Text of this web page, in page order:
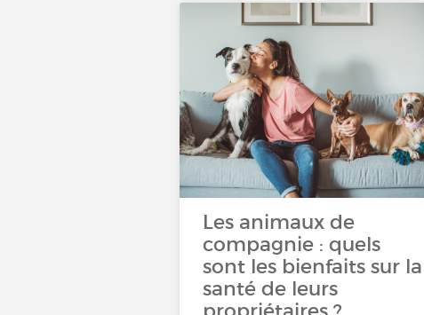
Les animaux de
compagnie : quels
sont les bienfaits sur la
santé de leurs